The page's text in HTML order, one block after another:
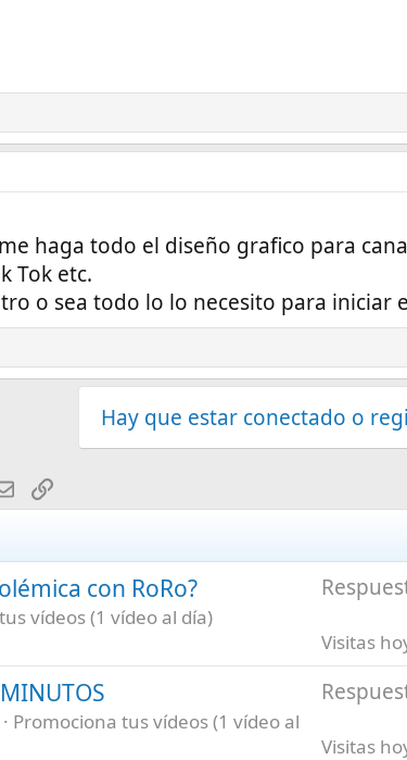
haga todo el diseño grafico para
Tok etc.
o sea todo lo lo necesito para iniciar
Hay que estar conectado o
E-mailEnlace
con RoRo?
vídeos (1 vídeo al día)
Visitas
Promociona tus vídeos (1 vídeo al
Visitas